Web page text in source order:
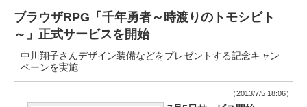
ブラウザRPG「千年勇者～時渡りのトモシビト
～」正式サービスを開始
中川翔子さんデザイン装備などをプレゼントする記念キャン
ペーンを実施
（2013/7/5 18:06）